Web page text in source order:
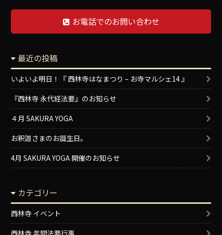
お電話でのお問い合わせ
最近の投稿
いよいよ明日！『 西林寺はなまつり – お寺マルシェ14 』
『西林寺 永代経法要』のお知らせ
４月 SAKURA YOGA
お釈迦さまのお誕生日。
4月 SAKURA YOGA 開催のお知らせ
カテゴリー
西林寺 イベント
西林寺 年間法要行事